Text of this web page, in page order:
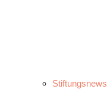
Stiftungsnews